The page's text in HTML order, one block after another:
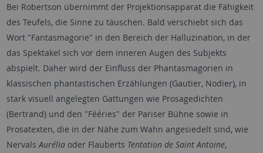
Bei Robertson übernimmt der Projektionsapparat die Fähigkeit
des Teufels, die Sinne zu täuschen. Bald verschiebt sich das
Wort "Fantasmagorie" in den Bereich der Halluzination, in der
das Spektakel sich vor dem inneren Augen des Subjekts
abspielt. Daher wird der Einfluss der Phantasmagorien in
klassischen phantastischen Erzählungen (Gautier, Nodier), in
stark visuell angelegten Gattungen wie Prosagedichten
(Bertrand) und den "Fééries" der Pariser Bühne sowie in
Prosatexten, die in der Nähe zum Wahn angesiedelt sind, wie
Nervals Auréliaoder Flauberts Tentation de Saint Antoine,